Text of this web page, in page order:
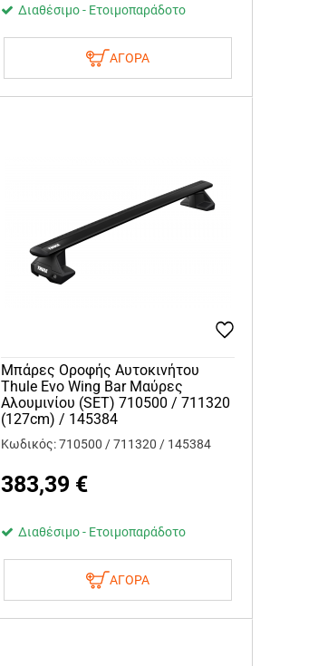
Διαθέσιμο - Ετοιμοπαράδοτο
ΑΓΟΡΑ
Μπάρες Οροφής Αυτοκινήτου
Thule Evo Wing Bar Μαύρες
Αλουμινίου (SET) 710500 / 711320
(127cm) / 145384
Κωδικός: 710500 / 711320 / 145384
383,39 €
Διαθέσιμο - Ετοιμοπαράδοτο
ΑΓΟΡΑ